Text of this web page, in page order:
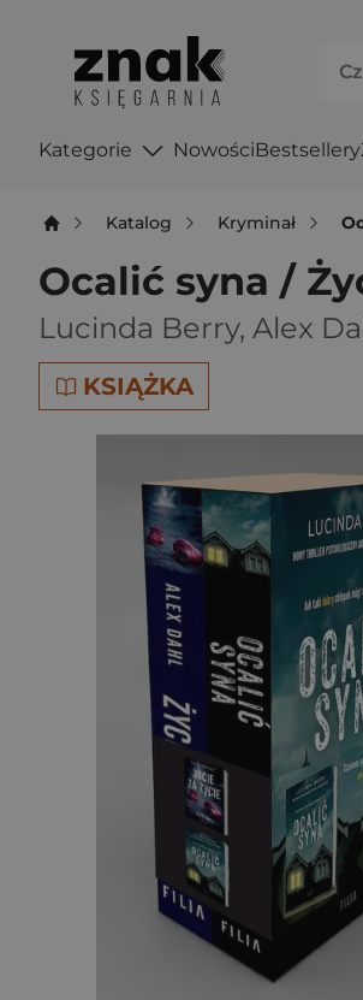
Kategorie NowościBestsellery
Katalog Kryminał
Ocalić syna /
Lucinda Berry, Alex
KSIĄŻKA